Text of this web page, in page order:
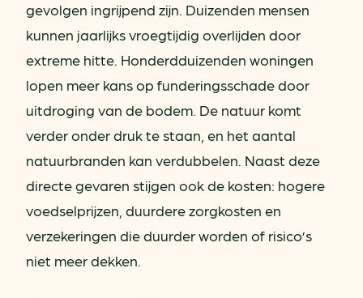
gevolgen ingrijpend zijn. Duizenden mensen
kunnen jaarlijks vroegtijdig overlijden door
extreme hitte. Honderdduizenden woningen
lopen meer kans op funderingsschade door
uitdroging van de bodem. De natuur komt
verder onder druk te staan, en het aantal
natuurbranden kan verdubbelen. Naast deze
directe gevaren stijgen ook de kosten: hogere
voedselprijzen, duurdere zorgkosten en
verzekeringen die duurder worden of risico’s
niet meer dekken.